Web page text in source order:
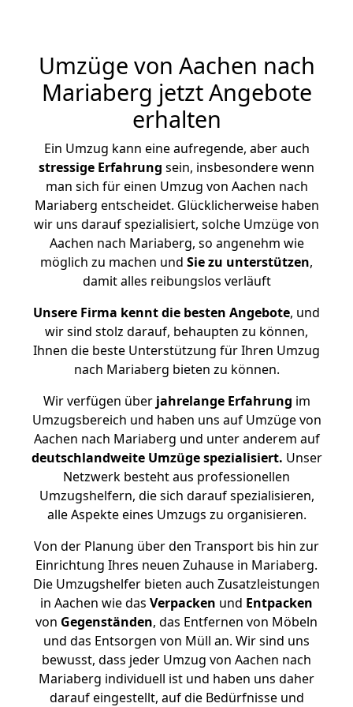
Umzüge von Aachen nach
Mariaberg jetzt Angebote
erhalten
Ein Umzug kann eine aufregende, aber auch
stressige Erfahrung sein, insbesondere wenn
man sich für einen Umzug von Aachen nach
Mariaberg entscheidet. Glücklicherweise haben
wir uns darauf spezialisiert, solche Umzüge von
Aachen nach Mariaberg, so angenehm wie
möglich zu machen und Sie zu unterstützen,
damit alles reibungslos verläuft
Unsere Firma kennt die besten Angebote, und
wir sind stolz darauf, behaupten zu können,
Ihnen die beste Unterstützung für Ihren Umzug
nach Mariaberg bieten zu können.
Wir verfügen überjahrelange Erfahrung im
Umzugsbereich und haben uns auf Umzüge von
Aachen nach Mariaberg und unter anderem auf
deutschlandweite Umzüge spezialisiert. Unser
Netzwerk besteht aus professionellen
Umzugshelfern, die sich darauf spezialisieren,
alle Aspekte eines Umzugs zu organisieren.
Von der Planung über den Transport bis hin zur
Einrichtung Ihres neuen Zuhause in Mariaberg.
Die Umzugshelfer bieten auch Zusatzleistungen
in Aachen wie das Verpacken und Entpacken
von Gegenständen, das Entfernen von Möbeln
und das Entsorgen von Müll an. Wir sind uns
bewusst, dass jeder Umzug von Aachen nach
Mariaberg individuell ist und haben uns daher
darauf eingestellt, auf die Bedürfnisse und